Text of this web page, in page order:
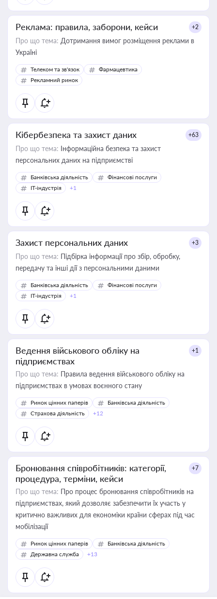
Реклама: правила, заборони, кейси +2
Про що тема: Дотримання вимог розміщення реклами в
Україні
Телеком та зв'язок
Фармацевтика
Рекламний ринок
Кібербезпека та захист даних +63
Про що тема: Інформаційна безпека та захист
персональних даних на підприємстві
Банківська діяльність
Фінансові послуги
IT-індустрія
+1
Захист персональних даних +3
Про що тема: Підбірка інформації про збір, обробку,
передачу та інші дії з персональними даними
Банківська діяльність
Фінансові послуги
IT-індустрія
+1
Ведення військового обліку на
підприємствах
+1
Про що тема: Правила ведення військового обліку на
підприємствах в умовах воєнного стану
Ринок цінних паперів
Банківська діяльність
Страхова діяльність
+12
Бронювання співробітників: категорії,
процедура, терміни, кейси
+7
Про що тема: Про процес бронювання співробітників на
підприємствах, який дозволяє забезпечити їх участь у
критично важливих для економіки країни сферах під час
мобілізації
Ринок цінних паперів
Банківська діяльність
Державна служба
+13